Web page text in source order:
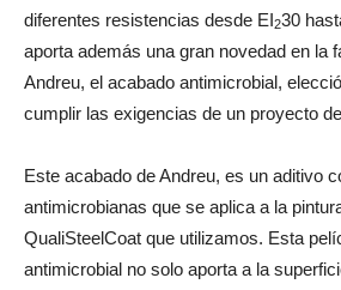
diferentes resistencias desde EI230
aporta además una gran novedad en la
Andreu, el acabado antimicrobial,
cumplir las exigencias de un proyecto
Este acabado de Andreu, es un aditivo
antimicrobianas que se aplica a la
QualiSteelCoat que utilizamos. Esta
antimicrobial no solo aporta a la